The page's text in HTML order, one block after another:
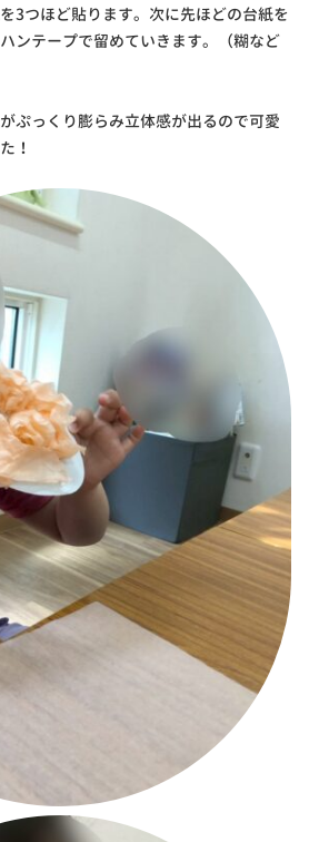
3つほど貼ります。次に先ほどの台紙を
ンテープで留めていきます。（糊など
ぷっくり膨らみ立体感が出るので可愛
！